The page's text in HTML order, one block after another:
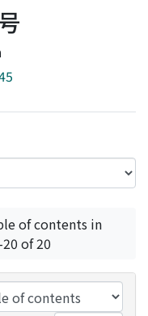
of contents in
of 20